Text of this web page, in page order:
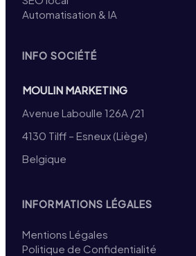
Automatisation & IA
INFO SOCIÉTÉ
MOULIN MARKETING
Avenue Laboulle 126A /21
4130 Tilff – Esneux (Liège)
Belgique
INFORMATIONS LÉGALES
Mentions Légales
Politique de Confidentialité